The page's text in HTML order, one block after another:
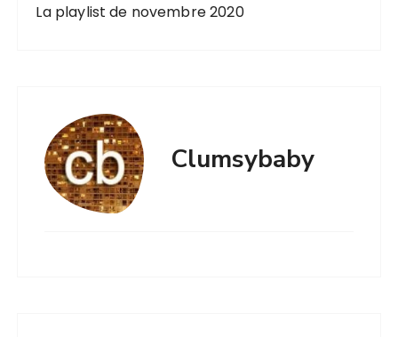
La playlist de novembre 2020
Clumsybaby